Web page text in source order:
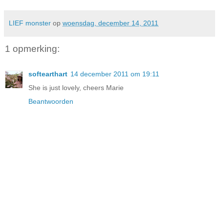
LIEF monster op woensdag, december 14, 2011
1 opmerking:
softearthart 14 december 2011 om 19:11
She is just lovely, cheers Marie
Beantwoorden